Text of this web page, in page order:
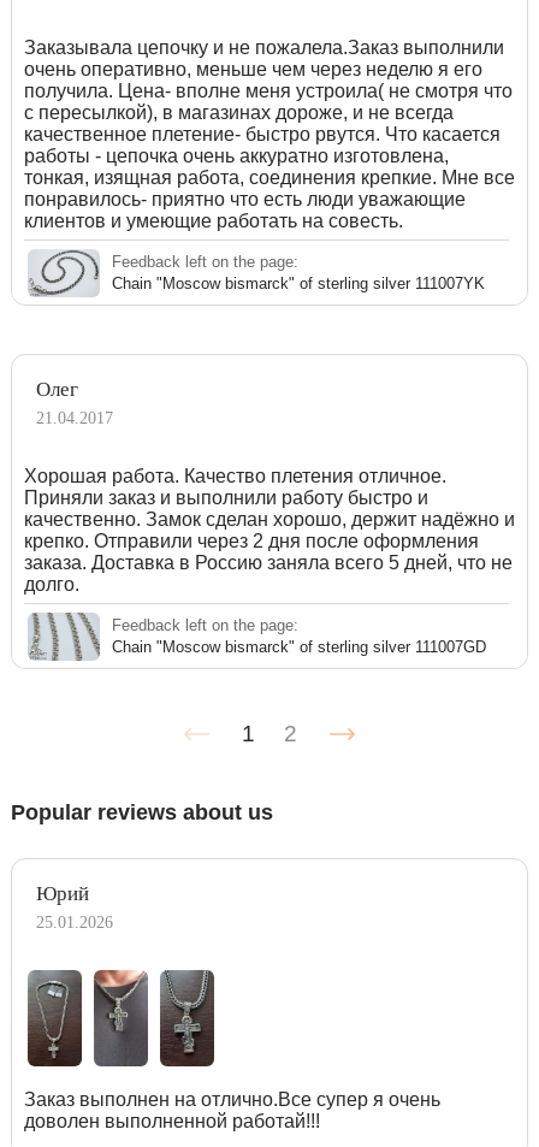
Заказывала цепочку и не пожалела.Заказ выполнили
очень оперативно, меньше чем через неделю я его
получила. Цена- вполне меня устроила( не смотря что
с пересылкой), в магазинах дороже, и не всегда
качественное плетение- быстро рвутся. Что касается
работы - цепочка очень аккуратно изготовлена,
тонкая, изящная работа, соединения крепкие. Мне все
понравилось- приятно что есть люди уважающие
клиентов и умеющие работать на совесть.
Feedback left on the page:
Chain "Moscow bismarck" of sterling silver 111007YK
Олег
21.04.2017
Хорошая работа. Качество плетения отличное.
Приняли заказ и выполнили работу быстро и
качественно. Замок сделан хорошо, держит надёжно и
крепко. Отправили через 2 дня после оформления
заказа. Доставка в Россию заняла всего 5 дней, что не
долго.
Feedback left on the page:
Chain "Moscow bismarck" of sterling silver 111007GD
1 2
Popular reviews about us
Юрий
25.01.2026
Заказ выполнен на отлично.Все супер я очень
доволен выполненной работай!!!